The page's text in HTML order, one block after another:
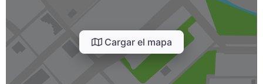
Cargar el mapa